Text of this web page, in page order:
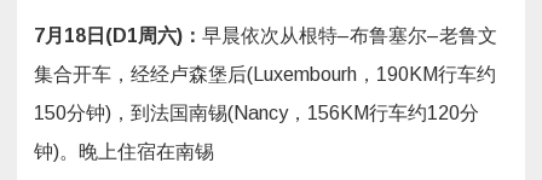
7月 18 日 (D1周六) ： 早晨依次从根特–布鲁塞尔–老鲁文
集合开车，经经卢森堡后(Luxembourh，190KM行车约
150分钟)，到法国南锡(Nancy，156KM行车约120分
钟)。晚上住宿在南锡